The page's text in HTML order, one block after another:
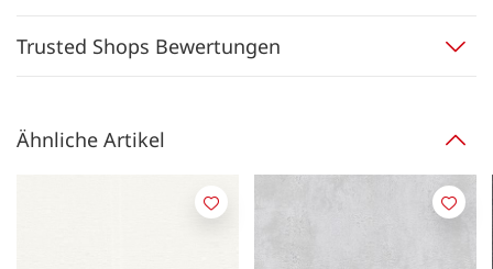
Trusted Shops Bewertungen
Ähnliche Artikel
Merken